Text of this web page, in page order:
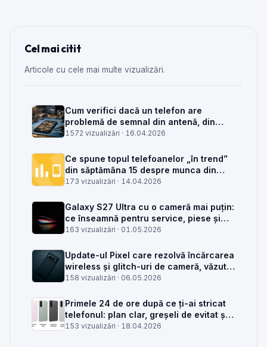
Cel mai citit
Articole cu cele mai multe vizualizări.
Cum verifici dacă un telefon are
problemă de semnal din antenă, din
placa de bază sau din rețea
1572 vizualizări · 16.04.2026
Ce spune topul telefoanelor „în trend”
din săptămâna 15 despre munca din
service GSM
173 vizualizări · 14.04.2026
Galaxy S27 Ultra cu o cameră mai puțin:
ce înseamnă pentru service, piese și
client
163 vizualizări · 01.05.2026
Update-ul Pixel care rezolvă încărcarea
wireless și glitch-uri de cameră, văzut
din service
158 vizualizări · 06.05.2026
Primele 24 de ore după ce ți-ai stricat
telefonul: plan clar, greșeli de evitat și
când mai merită reparat
153 vizualizări · 18.04.2026